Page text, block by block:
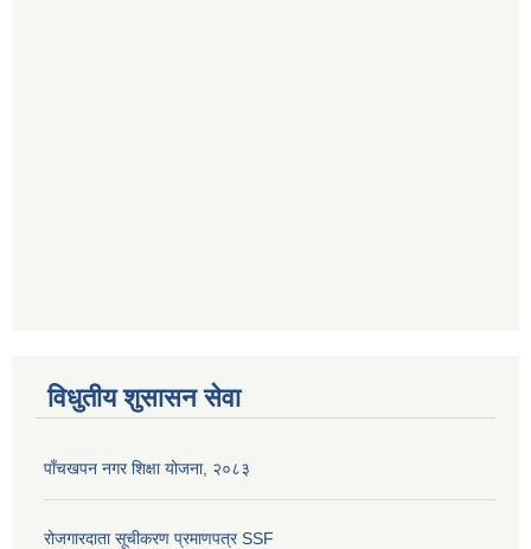
विधुतीय शुसासन सेवा
पाँचखपन नगर शिक्षा योजना, २०८३
रोजगारदाता सूचीकरण प्रमाणपत्र SSF